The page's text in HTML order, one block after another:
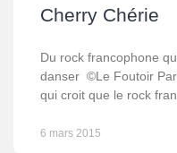
Cherry Chérie
Du rock francophone
danser ©Le Foutoir
qui croit que le rock
6 mars 2015